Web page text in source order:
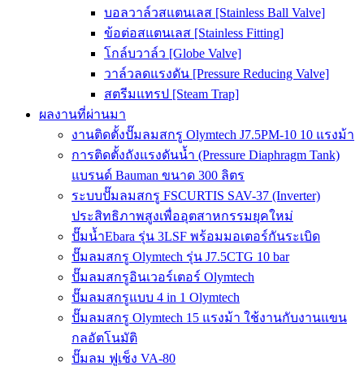
บอลวาล์วสแตนเลส [Stainless Ball Valve]
ข้อต่อสแตนเลส [Stainless Fitting]
โกล์บวาล์ว [Globe Valve]
วาล์วลดแรงดัน [Pressure Reducing Valve]
สตรีมแทรป [Steam Trap]
ผลงานที่ผ่านมา
งานติดตั้งปั๊มลมสกรู Olymtech J7.5PM-10 10 แรงม้า
การติดตั้งถังแรงดันน้ำ (Pressure Diaphragm Tank)
แบรนด์ Bauman ขนาด 300 ลิตร
ระบบปั๊มลมสกรู FSCURTIS SAV-37 (Inverter)
ประสิทธิภาพสูงเพื่ออุตสาหกรรมยุคใหม่
ปั๊มน้ำEbara รุ่น 3LSF พร้อมมอเตอร์กันระเบิด
ปั๊มลมสกรู Olymtech รุ่น J7.5CTG 10 bar
ปั๊มลมสกรูอินเวอร์เตอร์ Olymtech
ปั๊มลมสกรูแบบ 4 in 1 Olymtech
ปั๊มลมสกรู Olymtech 15 แรงม้า ใช้งานกับงานแขน
กลอัตโนมัติ
ปั๊มลม ฟูเช็ง VA-80